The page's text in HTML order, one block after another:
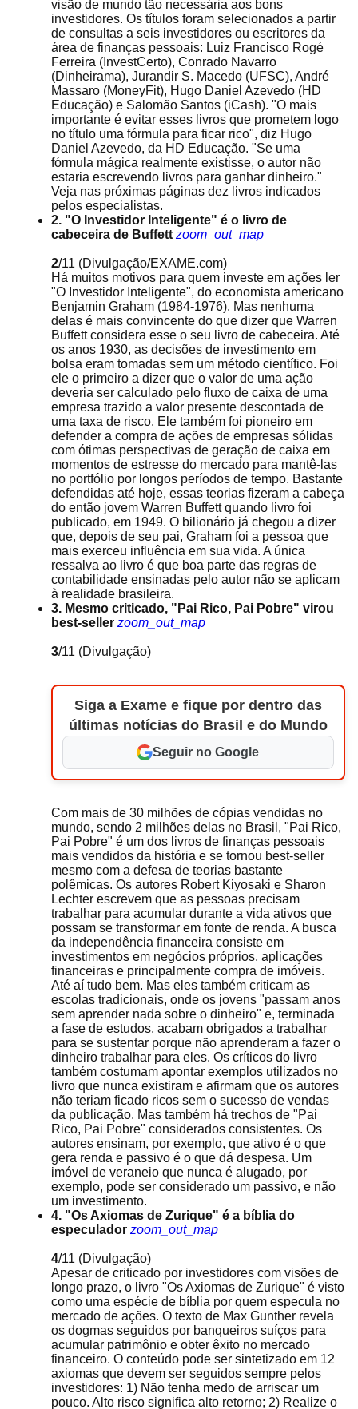
visão de mundo tão necessária aos bons
investidores. Os títulos foram selecionados a partir
de consultas a seis investidores ou escritores da
área de finanças pessoais: Luiz Francisco Rogé
Ferreira (InvestCerto), Conrado Navarro
(Dinheirama), Jurandir S. Macedo (UFSC), André
Massaro (MoneyFit), Hugo Daniel Azevedo (HD
Educação) e Salomão Santos (iCash). "O mais
importante é evitar esses livros que prometem logo
no título uma fórmula para ficar rico", diz Hugo
Daniel Azevedo, da HD Educação. "Se uma
fórmula mágica realmente existisse, o autor não
estaria escrevendo livros para ganhar dinheiro."
Veja nas próximas páginas dez livros indicados
pelos especialistas.
2. "O Investidor Inteligente" é o livro de
cabeceira de Buffett zoom_out_map
2/11 (Divulgação/EXAME.com)
Há muitos motivos para quem investe em ações ler
"O Investidor Inteligente", do economista americano
Benjamin Graham (1984-1976). Mas nenhuma
delas é mais convincente do que dizer que Warren
Buffett considera esse o seu livro de cabeceira. Até
os anos 1930, as decisões de investimento em
bolsa eram tomadas sem um método científico. Foi
ele o primeiro a dizer que o valor de uma ação
deveria ser calculado pelo fluxo de caixa de uma
empresa trazido a valor presente descontada de
uma taxa de risco. Ele também foi pioneiro em
defender a compra de ações de empresas sólidas
com ótimas perspectivas de geração de caixa em
momentos de estresse do mercado para mantê-las
no portfólio por longos períodos de tempo. Bastante
defendidas até hoje, essas teorias fizeram a cabeça
do então jovem Warren Buffett quando livro foi
publicado, em 1949. O bilionário já chegou a dizer
que, depois de seu pai, Graham foi a pessoa que
mais exerceu influência em sua vida. A única
ressalva ao livro é que boa parte das regras de
contabilidade ensinadas pelo autor não se aplicam
à realidade brasileira.
3. Mesmo criticado, "Pai Rico, Pai Pobre" virou
best-seller zoom_out_map
3/11 (Divulgação)
Siga a Exame e fique por dentro das
últimas notícias do Brasil e do Mundo
Seguir no Google
Com mais de 30 milhões de cópias vendidas no
mundo, sendo 2 milhões delas no Brasil, "Pai Rico,
Pai Pobre" é um dos livros de finanças pessoais
mais vendidos da história e se tornou best-seller
mesmo com a defesa de teorias bastante
polêmicas. Os autores Robert Kiyosaki e Sharon
Lechter escrevem que as pessoas precisam
trabalhar para acumular durante a vida ativos que
possam se transformar em fonte de renda. A busca
da independência financeira consiste em
investimentos em negócios próprios, aplicações
financeiras e principalmente compra de imóveis.
Até aí tudo bem. Mas eles também criticam as
escolas tradicionais, onde os jovens "passam anos
sem aprender nada sobre o dinheiro" e, terminada
a fase de estudos, acabam obrigados a trabalhar
para se sustentar porque não aprenderam a fazer o
dinheiro trabalhar para eles. Os críticos do livro
também costumam apontar exemplos utilizados no
livro que nunca existiram e afirmam que os autores
não teriam ficado ricos sem o sucesso de vendas
da publicação. Mas também há trechos de "Pai
Rico, Pai Pobre" considerados consistentes. Os
autores ensinam, por exemplo, que ativo é o que
gera renda e passivo é o que dá despesa. Um
imóvel de veraneio que nunca é alugado, por
exemplo, pode ser considerado um passivo, e não
um investimento.
4. "Os Axiomas de Zurique" é a bíblia do
especulador zoom_out_map
4/11 (Divulgação)
Apesar de criticado por investidores com visões de
longo prazo, o livro "Os Axiomas de Zurique" é visto
como uma espécie de bíblia por quem especula no
mercado de ações. O texto de Max Gunther revela
os dogmas seguidos por banqueiros suíços para
acumular patrimônio e obter êxito no mercado
financeiro. O conteúdo pode ser sintetizado em 12
axiomas que devem ser seguidos sempre pelos
investidores: 1) Não tenha medo de arriscar um
pouco. Alto risco significa alto retorno; 2) Realize o